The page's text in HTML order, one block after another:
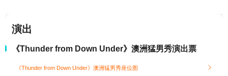
演出
《Thunder from Down Under》澳洲猛男秀演出票
《Thunder from Down Under》澳洲猛男秀座位图 